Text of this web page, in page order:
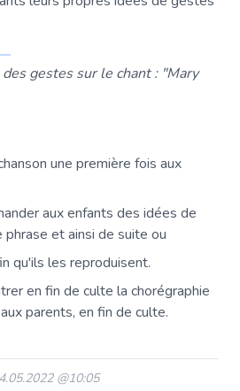
gestes sur le chant : "Mary
une première fois aux
aux enfants des idées de
et ainsi de suite ou
qu'ils les reproduisent.
en fin de culte la chorégraphie
parents, en fin de culte.
@10:05